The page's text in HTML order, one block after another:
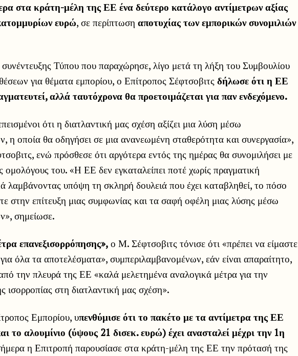
στα κράτη-μέλη της ΕΕ ένα δεύτερο κατάλογο αντίμετρων αξίας
ευρώ, σε περίπτωση αποτυχίας των εμπορικών συνομιλιών
Τύπου που παραχώρησε, λίγο μετά τη λήξη του Συμβουλίου
για θέματα εμπορίου, ο Επίτροπος Σέφτσοβιτς δήλωσε ότι η ΕΕ
αλλά ταυτόχρονα θα προετοιμάζεται για παν ενδεχόμενο.
ότι η διατλαντική μας σχέση αξίζει μια λύση μέσω
η οποία θα οδηγήσει σε μια ανανεωμένη σταθερότητα και συνεργασία»,
ενώ πρόσθεσε ότι αργότερα εντός της ημέρας θα συνομιλήσει με
ομολόγους του. «Η ΕΕ δεν εγκαταλείπει ποτέ χωρίς πραγματική
λαμβάνοντας υπόψη τη σκληρή δουλειά που έχει καταβληθεί, το πόσο
στην επίτευξη μιας συμφωνίας και τα σαφή οφέλη μιας λύσης μέσω
σημείωσε.
επανεξισορρόπησης», ο Μ. Σέφτσοβιτς τόνισε ότι «πρέπει να είμαστε
όλα τα αποτελέσματα», συμπεριλαμβανομένων, εάν είναι απαραίτητο,
την πλευρά της ΕΕ «καλά μελετημένα αναλογικά μέτρα για την
ισορροπίας στη διατλαντική μας σχέση».
Εμπορίου, υπενθύμισε ότι το πακέτο με τα αντίμετρα της ΕΕ
το αλουμίνιο (ύψους 21 δισεκ. ευρώ) έχει ανασταλεί μέχρι την 1η
η Επιτροπή παρουσίασε στα κράτη-μέλη της ΕΕ την πρότασή της